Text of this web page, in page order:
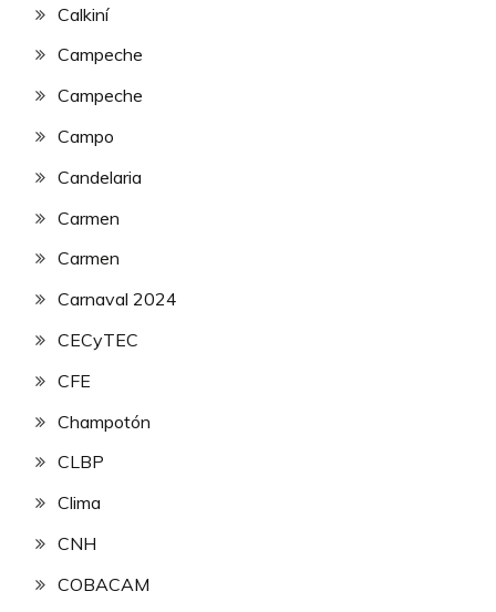
Calkiní
Campeche
Campeche
Campo
Candelaria
Carmen
Carmen
Carnaval 2024
CECyTEC
CFE
Champotón
CLBP
Clima
CNH
COBACAM